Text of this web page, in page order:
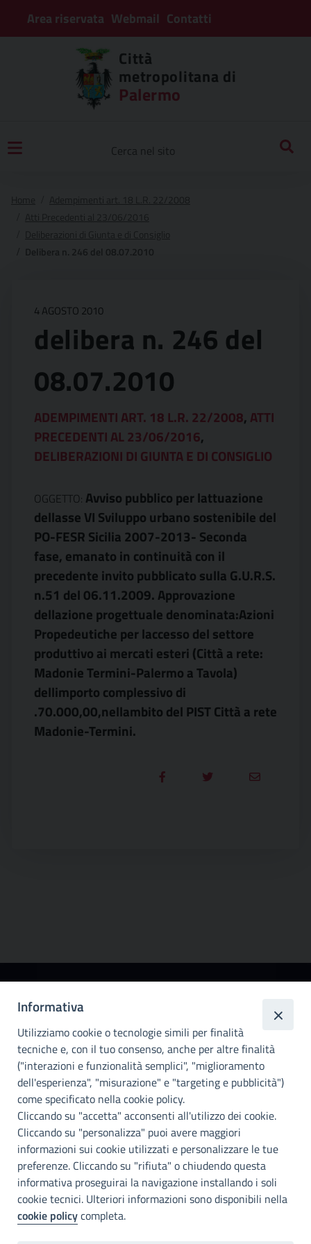
Area riservata Webmail Contatti
Città
metropolitana di
Palermo
4 AGOSTO 2010
delibera n. 246 del
08.07.2010
ADEMPIMENTI ART. 18 L.R. 22/2008, ATTI
PRECEDENTI AL 23/06/2016,
DELIBERAZIONI DI GIUNTA E DI CONSIGLIO
OGGETTO: Avviso pubblico per lattuazione
dellasse VI Sviluppo urbano sostenibile del
PO-FESR Sicilia 2007-2013- Seconda
fase, emanato in continuità con il
precedente invito pubblicato sulla G.U.R.S.
n.51 del 06.11.2009. Approvazione
dellazione progettuale denominata:Azioni
Propedeutiche per laccesso del settore
produttivo ai mercati esteri (Città a rete:
Madonie Termini-Palermo a Tavola)
dellimporto complessivo di
.70.000,00,nellambito del PIST Città a rete
Madonie-Termini.
metropolitana di
Palermo
Info e contatti
Città Metropoliitana di Palermo
Via Maqueda, 100 - 90134 - Palermo
Cod. Fisc. 80021470820
PEC: cm.pa@cert.cittametropolitana.pa.it
I nostri canali social
Accessibilità
Città Metropolitana di Palermo si impegna a rendere il proprio sito
web accessibile, conformemente al D.lgs. 10 agosto 2018, n°106
Informativa
Utilizziamo cookie o tecnologie simili per finalità
tecniche e, con il tuo consenso, anche per altre finalità
("interazioni e funzionalità semplici", "miglioramento
dell'esperienza", "misurazione" e "targeting e pubblicità")
come specificato nella cookie policy.
Cliccando su "accetta" acconsenti all'utilizzo dei cookie.
Cliccando su "personalizza" puoi avere maggiori
informazioni sui cookie utilizzati e personalizzare le tue
preferenze. Cliccando su "rifiuta" o chiudendo questa
informativa proseguirai la navigazione installando i soli
cookie tecnici. Ulteriori informazioni sono disponibili nella
cookie policycompleta.